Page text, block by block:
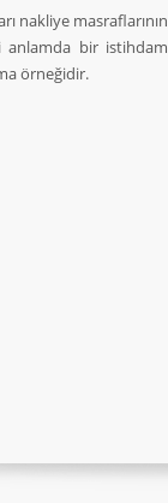
nakliye masraflarının
anlamda bir istihdam
örneğidir.